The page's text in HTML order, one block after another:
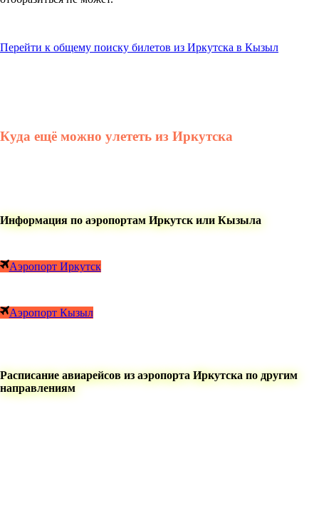
Перейти к общему поиску билетов из Иркутска в Кызыл
Куда ещё можно улететь из Иркутска
Информация по аэропортам Иркутск или Кызыла
Аэропорт Иркутск
Аэропорт Кызыл
Расписание авиарейсов из аэропорта Иркутска по другим
направлениям